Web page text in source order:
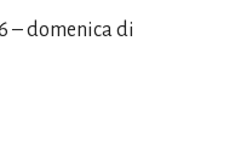
– domenica di